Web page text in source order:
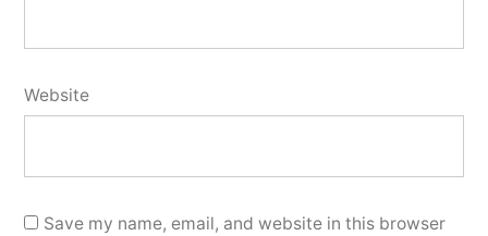
Website
Save my name, email, and website in this browser